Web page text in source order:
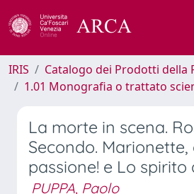
IRIS Catalogo dei Prodotti della
1.01 Monografia o trattato
La morte in scena.
Secondo. Marionette,
passione! e Lo
PUPPA, Paolo